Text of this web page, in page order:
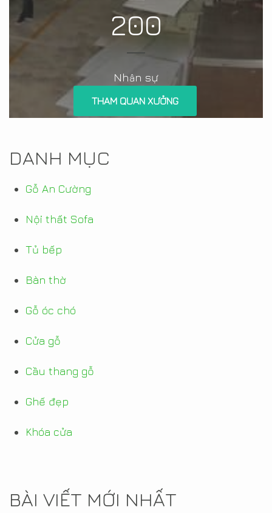
200
Nhân sự
THAM QUAN XƯỞNG
DANH MỤC
Gỗ An Cường
Nội thất Sofa
Tủ bếp
Bàn thờ
Gỗ óc chó
Cửa gỗ
Cầu thang gỗ
Ghế đẹp
Khóa cửa
BÀI VIẾT MỚI NHẤT